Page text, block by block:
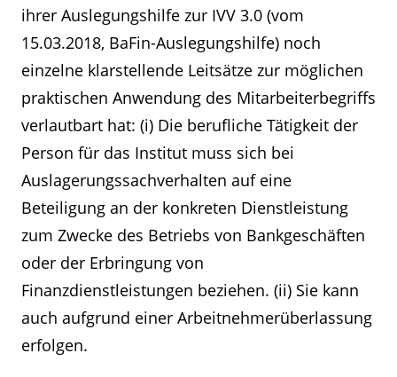
ihrer Auslegungshilfe zur IVV 3.0 (vom
15.03.2018, BaFin-Auslegungshilfe) noch
einzelne klarstellende Leitsätze zur möglichen
praktischen Anwendung des Mitarbeiterbegriffs
verlautbart hat: (i) Die berufliche Tätigkeit der
Person für das Institut muss sich bei
Auslagerungssachverhalten auf eine
Beteiligung an der konkreten Dienstleistung
zum Zwecke des Betriebs von Bankgeschäften
oder der Erbringung von
Finanzdienstleistungen beziehen. (ii) Sie kann
auch aufgrund einer Arbeitnehmerüberlassung
erfolgen.